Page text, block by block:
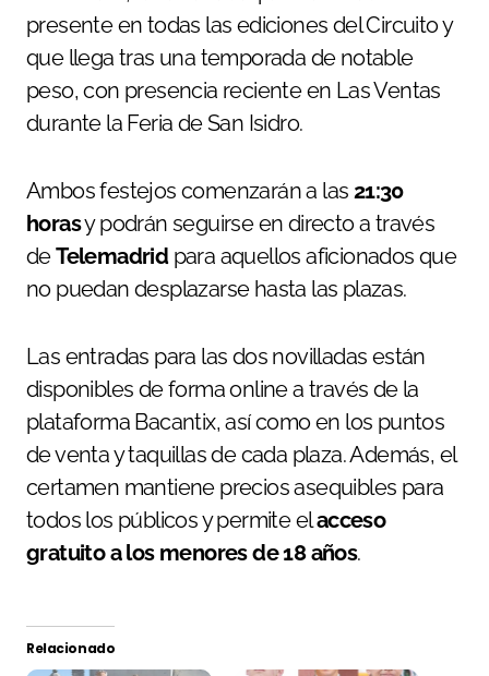
presente en todas las ediciones del Circuito y
que llega tras una temporada de notable
peso, con presencia reciente en Las Ventas
durante la Feria de San Isidro.
Ambos festejos comenzarán a las 21:30
horasy podrán seguirse en directo a través
deTelemadridpara aquellos aficionados que
no puedan desplazarse hasta las plazas.
Las entradas para las dos novilladas están
disponibles de forma online a través de la
plataforma Bacantix, así como en los puntos
de venta y taquillas de cada plaza. Además, el
certamen mantiene precios asequibles para
todos los públicos y permite elacceso
gratuito a los menores de 18 años.
Relacionado